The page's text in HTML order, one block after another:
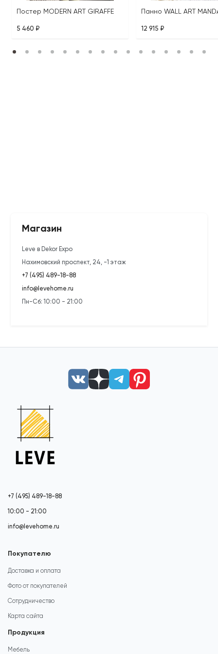
Постер MODERN ART GIRAFFE
5 460 ₽
Панно WALL ART
12 915 ₽
Магазин
Leve в Dekor Expo
Нахимовский проспект, 24, -1 этаж
+7 (495) 489-18-88
info@levehome.ru
Пн-Сб: 10:00 - 21:00
+7 (495) 489-18-88
10:00 - 21:00
info@levehome.ru
Покупателю
Доставка и оплата
Фото от покупателей
Сотрудничество
Карта сайта
Продукция
Мебель